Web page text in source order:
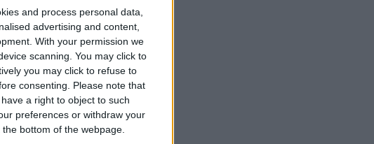
and process personal data,
advertising and content,
With your permission we
scanning. You may click to
you may click to refuse to
consenting.
Please note that
a right to object to such
preferences or withdraw your
bottom of the webpage.
intercooler